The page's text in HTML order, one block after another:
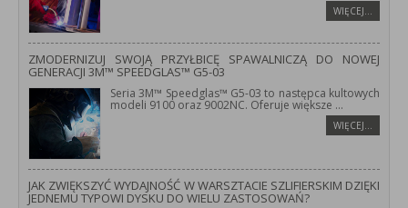
WIĘCEJ…
ZMODERNIZUJ SWOJĄ PRZYŁBICĘ SPAWALNICZĄ DO NOWEJ
GENERACJI 3M™ SPEEDGLAS™ G5-03
Seria 3M™ Speedglas™ G5-03 to następca kultowych
modeli 9100 oraz 9002NC. Oferuje większe ...
WIĘCEJ…
JAK ZWIĘKSZYĆ WYDAJNOŚĆ W WARSZTACIE SZLIFIERSKIM DZIĘKI
JEDNEMU TYPOWI DYSKU DO WIELU ZASTOSOWAŃ?